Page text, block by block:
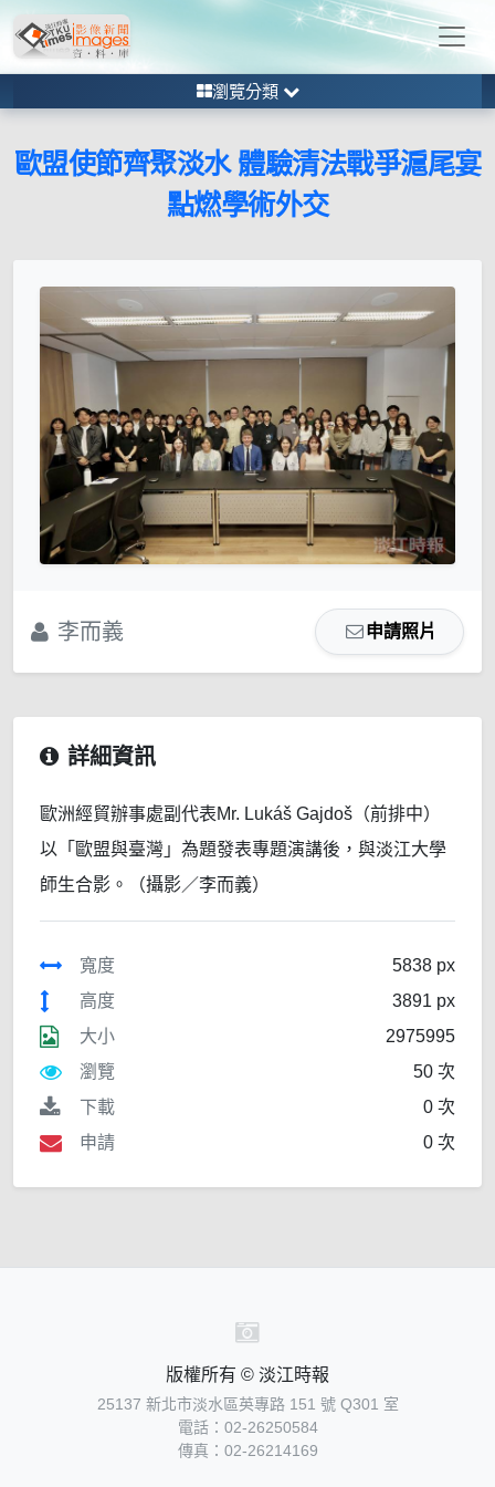
瀏覽分類
歐盟使節齊聚淡水 體驗清法戰爭滬尾宴
點燃學術外交
李而義 申請照片
詳細資訊
歐洲經貿辦事處副代表Mr. Lukáš Gajdoš（前排中）
以「歐盟與臺灣」為題發表專題演講後，與淡江大學
師生合影。（攝影／李而義）
寬度
5838 px
高度
3891 px
大小
2975995
瀏覽
50 次
下載
0 次
申請
0 次
版權所有 © 淡江時報
25137 新北市淡水區英專路 151 號 Q301 室
電話：02-26250584
傳真：02-26214169